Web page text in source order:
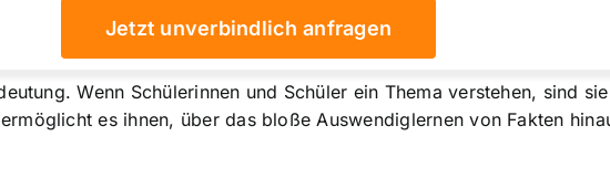
Jetzt unverbindlich anfragen
Wenn Schülerinnen und Schüler ein Thema verstehen, sind
es ihnen, über das bloße Auswendiglernen von Fakten